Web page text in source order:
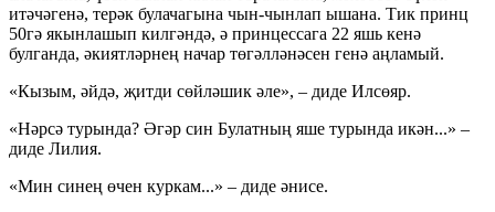
итәчәгенә, терәк булачагына чын-чынлап ышана. Тик принц
50гә якынлашып килгәндә, ә принцессага 22 яшь кенә
булганда, әкиятләрнең начар төгәлләнәсен генә аңламый.
«Кызым, әйдә, җитди сөйләшик әле», – диде Илсөяр.
«Нәрсә турында? Әгәр син Булатның яше турында икән...» –
диде Лилия.
«Мин синең өчен куркам...» – диде әнисе.